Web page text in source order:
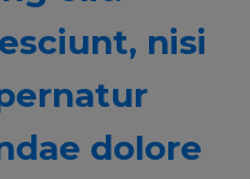
nisi
dolore